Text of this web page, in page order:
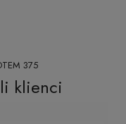
375
klienci